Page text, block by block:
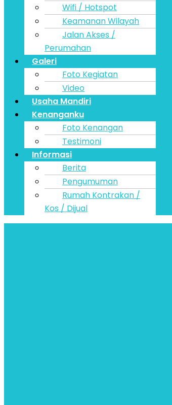
Wifi / Hotspot
Keamanan Wilayah
Jalan Akses /
Perumahan
Galeri
Foto Kegiatan
Video
Usaha Mandiri
Kenanganku
Foto Kenangan
Testimoni
Informasi
Berita
Pengumuman
Rumah Kontrakan /
Kos / Dijual